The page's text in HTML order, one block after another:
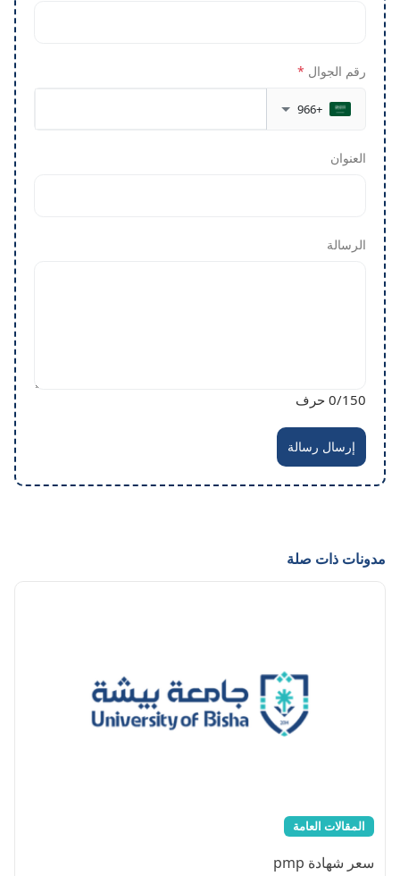
رقم الجوال *
+966
العنوان
الرسالة
0/150 حرف
إرسال رسالة
مدونات ذات صلة
المقالات العامة
سعر شهادة pmp